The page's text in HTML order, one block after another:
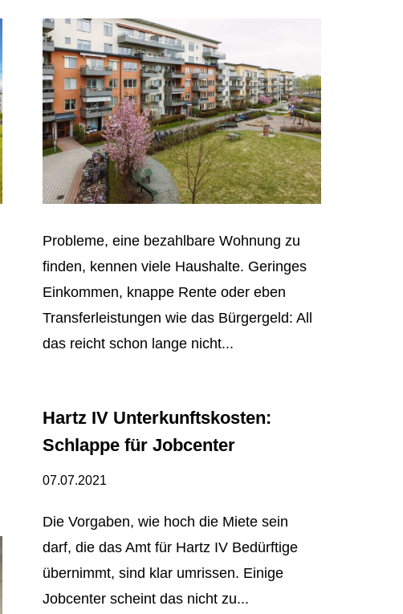
Probleme, eine bezahlbare Wohnung zu
finden, kennen viele Haushalte. Geringes
Einkommen, knappe Rente oder eben
Transferleistungen wie das Bürgergeld: All
das reicht schon lange nicht...
Hartz IV Unterkunftskosten:
Schlappe für Jobcenter
07.07.2021
Die Vorgaben, wie hoch die Miete sein
darf, die das Amt für Hartz IV Bedürftige
übernimmt, sind klar umrissen. Einige
Jobcenter scheint das nicht zu...